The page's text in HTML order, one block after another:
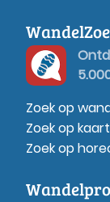
Zoek op
Zoek op kaart
Zoek op